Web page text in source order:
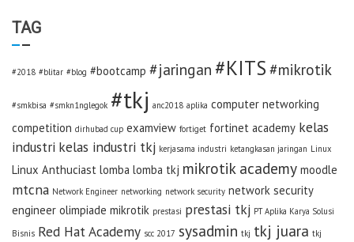
TAG
#2018 #blitar #blog #bootcamp #jaringan #KITS #mikrotik
#smkbisa #smkn1nglegok #tkj anc2018 aplika computer networking
competition dirhubad cup examview fortiget fortinet academy kelas
industri kelas industri tkj kerjasama industri ketangkasan jaringan Linux
Linux Anthuciast lomba lomba tkj mikrotik academy moodle
mtcna Network Engineer networking network security network security
engineer olimpiade mikrotik prestasi prestasi tkj PT Aplika Karya Solusi
Bisnis Red Hat Academy scc 2017 sysadmin tkj tkj juara tkj